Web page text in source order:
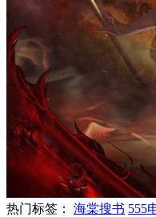
热门标签： 海棠搜书 555